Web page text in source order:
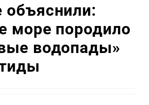
море породило
водопады»